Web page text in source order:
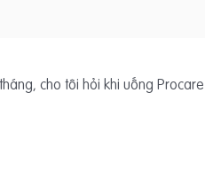
cho tôi hỏi khi uống